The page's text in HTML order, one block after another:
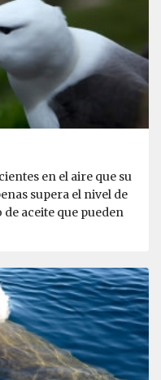
en el aire que su
supera el nivel de
aceite que pueden